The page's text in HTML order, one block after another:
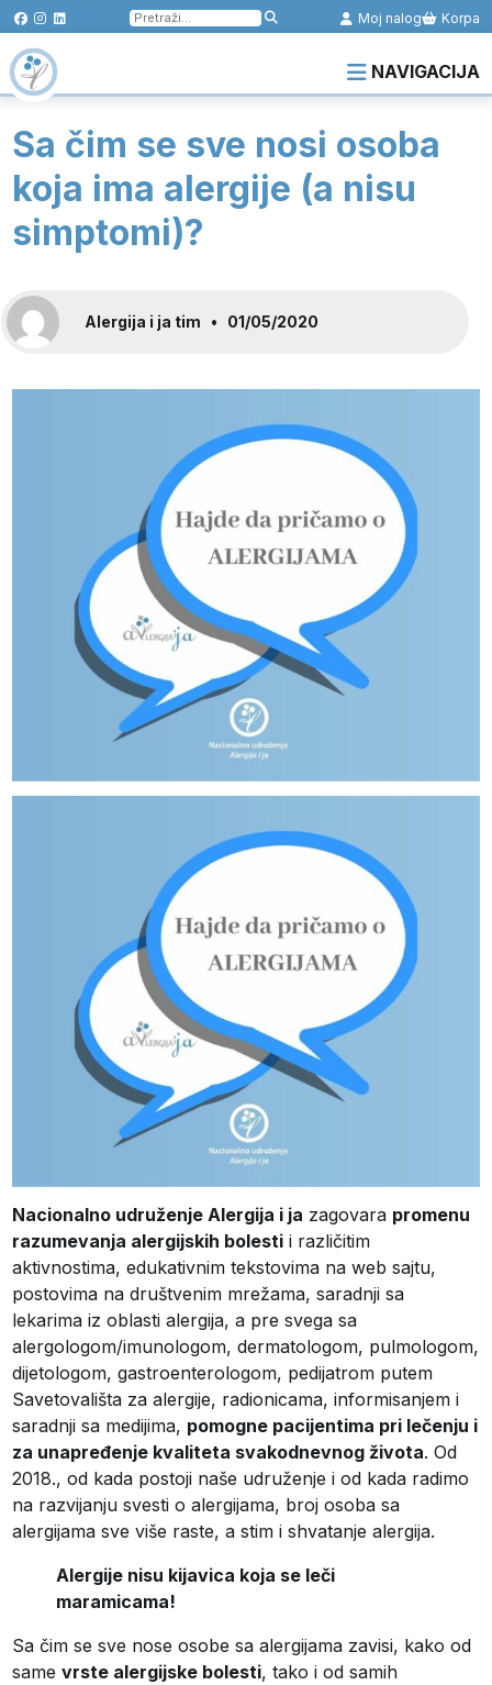
Pretraga
za:
Moj nalog Korpa
NAVIGACIJA
Sa čim se sve nosi osoba
koja ima alergije (a nisu
simptomi)?
Alergija i ja tim • 01/05/2020
Nacionalno udruženje Alergija i ja zagovara promenu
razumevanja alergijskih bolesti i različitim
aktivnostima, edukativnim tekstovima na web sajtu,
postovima na društvenim mrežama, saradnji sa
lekarima iz oblasti alergija, a pre svega sa
alergologom/imunologom, dermatologom, pulmologom,
dijetologom, gastroenterologom, pedijatrom putem
Savetovališta za alergije, radionicama, informisanjem i
saradnji sa medijima, pomogne pacijentima pri lečenju i
za unapređenje kvaliteta svakodnevnog života. Od
2018., od kada postoji naše udruženje i od kada radimo
na razvijanju svesti o alergijama, broj osoba sa
alergijama sve više raste, a stim i shvatanje alergija.
Alergije nisu kijavica koja se leči
maramicama!
Sa čim se sve nose osobe sa alergijama zavisi, kako od
samevrste alergijske bolesti, tako i od samih